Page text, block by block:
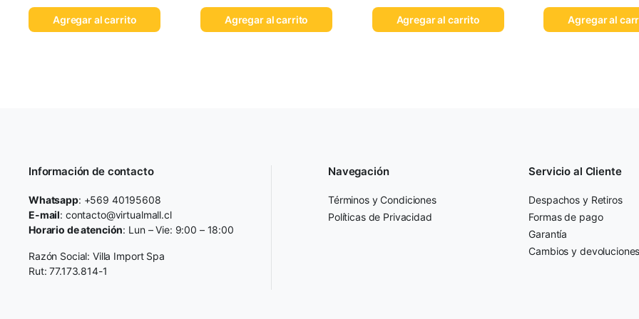
Agregar al carrito Agregar al carrito Agregar al carrito Agregar al
Información de contacto
Whatsapp: +569 40195608
E-mail: contacto@virtualmall.cl
Horario de atención: Lun – Vie: 9:00 – 18:00
Razón Social: Villa Import Spa
Rut: 77.173.814-1
Navegación
Términos y Condiciones
Políticas de Privacidad
Servicio al Cliente
Despachos y Retiros
Formas de pago
Garantía
Cambios y devoluciones